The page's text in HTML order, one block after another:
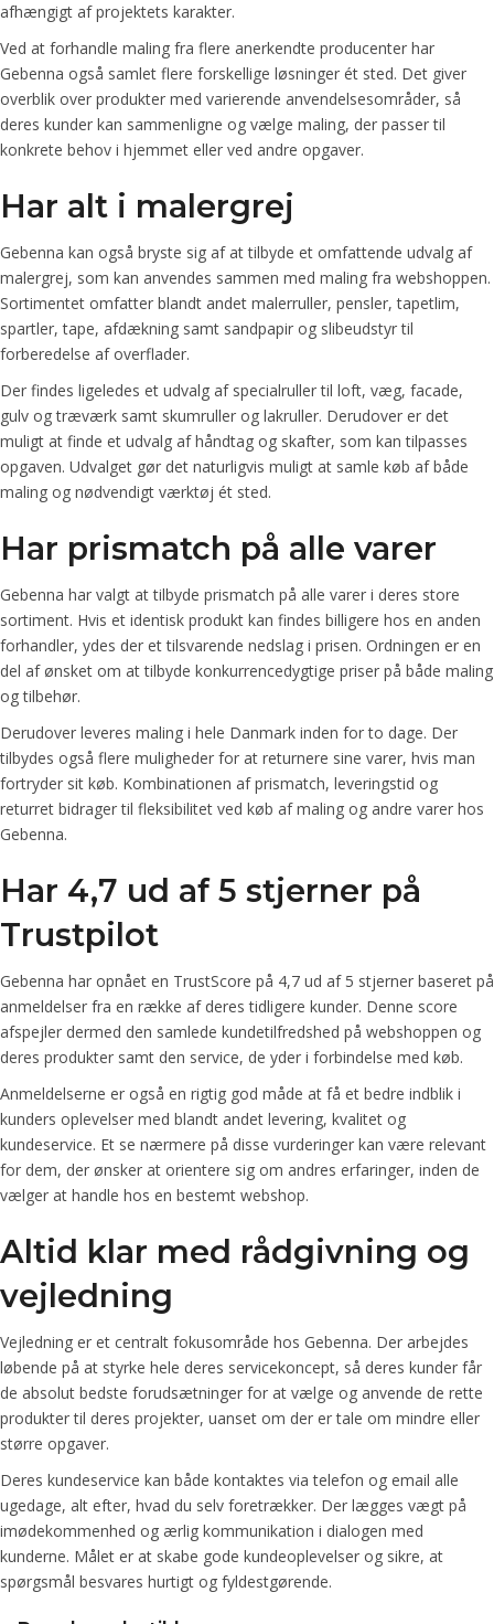
afhængigt af projektets karakter.
Ved at forhandle maling fra flere anerkendte producenter har
Gebenna også samlet flere forskellige løsninger ét sted. Det giver
overblik over produkter med varierende anvendelsesområder, så
deres kunder kan sammenligne og vælge maling, der passer til
konkrete behov i hjemmet eller ved andre opgaver.
Har alt i malergrej
Gebenna kan også bryste sig af at tilbyde et omfattende udvalg af
malergrej, som kan anvendes sammen med maling fra webshoppen.
Sortimentet omfatter blandt andet malerruller, pensler, tapetlim,
spartler, tape, afdækning samt sandpapir og slibeudstyr til
forberedelse af overflader.
Der findes ligeledes et udvalg af specialruller til loft, væg, facade,
gulv og træværk samt skumruller og lakruller. Derudover er det
muligt at finde et udvalg af håndtag og skafter, som kan tilpasses
opgaven. Udvalget gør det naturligvis muligt at samle køb af både
maling og nødvendigt værktøj ét sted.
Har prismatch på alle varer
Gebenna har valgt at tilbyde prismatch på alle varer i deres store
sortiment. Hvis et identisk produkt kan findes billigere hos en anden
forhandler, ydes der et tilsvarende nedslag i prisen. Ordningen er en
del af ønsket om at tilbyde konkurrencedygtige priser på både maling
og tilbehør.
Derudover leveres maling i hele Danmark inden for to dage. Der
tilbydes også flere muligheder for at returnere sine varer, hvis man
fortryder sit køb. Kombinationen af prismatch, leveringstid og
returret bidrager til fleksibilitet ved køb af maling og andre varer hos
Gebenna.
Har 4,7 ud af 5 stjerner på
Trustpilot
Gebenna har opnået en TrustScore på 4,7 ud af 5 stjerner baseret på
anmeldelser fra en række af deres tidligere kunder. Denne score
afspejler dermed den samlede kundetilfredshed på webshoppen og
deres produkter samt den service, de yder i forbindelse med køb.
Anmeldelserne er også en rigtig god måde at få et bedre indblik i
kunders oplevelser med blandt andet levering, kvalitet og
kundeservice. Et se nærmere på disse vurderinger kan være relevant
for dem, der ønsker at orientere sig om andres erfaringer, inden de
vælger at handle hos en bestemt webshop.
Altid klar med rådgivning og
vejledning
Vejledning er et centralt fokusområde hos Gebenna. Der arbejdes
løbende på at styrke hele deres servicekoncept, så deres kunder får
de absolut bedste forudsætninger for at vælge og anvende de rette
produkter til deres projekter, uanset om der er tale om mindre eller
større opgaver.
Deres kundeservice kan både kontaktes via telefon og email alle
ugedage, alt efter, hvad du selv foretrækker. Der lægges vægt på
imødekommenhed og ærlig kommunikation i dialogen med
kunderne. Målet er at skabe gode kundeoplevelser og sikre, at
spørgsmål besvares hurtigt og fyldestgørende.